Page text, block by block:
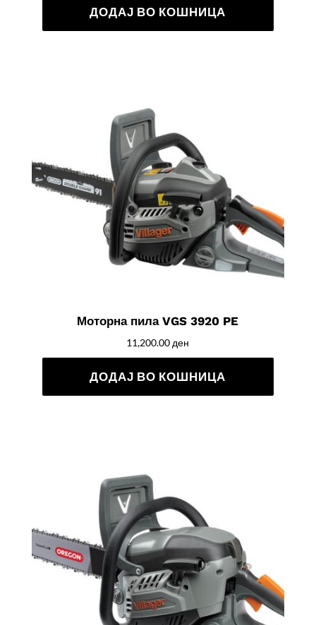
ДОДАЈ ВО КОШНИЦА
Моторна пила VGS 3920 PE
11,200.00 ден
ДОДАЈ ВО КОШНИЦА